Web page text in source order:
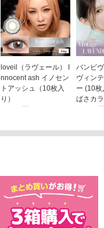
loveil（ラヴェール） I
nnocent ash イノセン
トアッシュ（10枚入
り）
バンビ
ヴィン
ー (10
ばさカ